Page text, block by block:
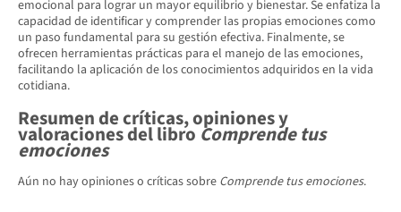
emocional para lograr un mayor equilibrio y bienestar. Se enfatiza la
capacidad de identificar y comprender las propias emociones como
un paso fundamental para su gestión efectiva. Finalmente, se
ofrecen herramientas prácticas para el manejo de las emociones,
facilitando la aplicación de los conocimientos adquiridos en la vida
cotidiana.
Resumen de críticas, opiniones y
valoraciones del libroComprende tus
emociones
Aún no hay opiniones o críticas sobre Comprende tus emociones.